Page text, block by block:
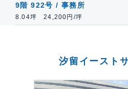
9階 922号 / 事務所
8.04坪 24,200円/坪
汐留イースト